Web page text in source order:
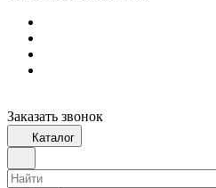
Заказать звонок
Каталог